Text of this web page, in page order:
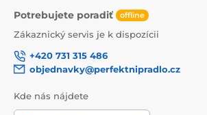
Potrebujete poradiť offline
Zákaznický servis je k dispozícii
+420 731 315 486
objednavky@perfektnipradlo.cz
Kde nás nájdete